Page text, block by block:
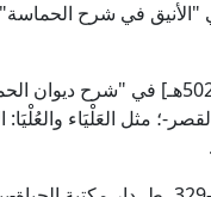
؛ مثل العَلْيَاء